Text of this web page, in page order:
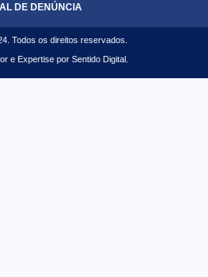
DE DENÚNCIA
Todos os direitos reservados.
e Expertise por Sentido Digital.